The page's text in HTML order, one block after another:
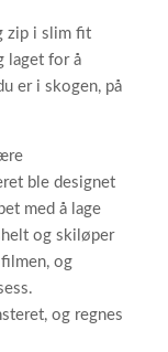
zip i slim fit
laget for å
er i skogen, på
ble designet
med å lage
og skiløper
og
og regnes